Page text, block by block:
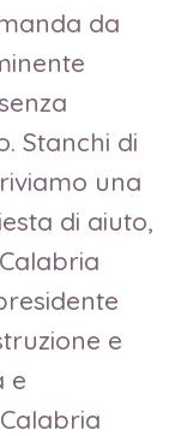
da
Stanchi di
una
di aiuto,
e
e